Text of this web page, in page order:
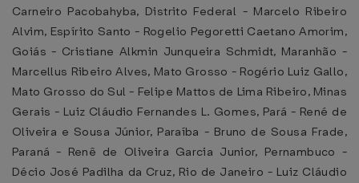
Carneiro Pacobahyba, Distrito Federal - Marcelo Ribeiro
Alvim, Espírito Santo - Rogelio Pegoretti Caetano Amorim,
Goiás - Cristiane Alkmin Junqueira Schmidt, Maranhão -
Marcellus Ribeiro Alves, Mato Grosso - Rogério Luiz Gallo,
Mato Grosso do Sul - Felipe Mattos de Lima Ribeiro, Minas
Gerais - Luiz Cláudio Fernandes L. Gomes, Pará - René de
Oliveira e Sousa Júnior, Paraíba - Bruno de Sousa Frade,
Paraná - Renê de Oliveira Garcia Junior, Pernambuco -
Décio José Padilha da Cruz, Rio de Janeiro - Luiz Cláudio